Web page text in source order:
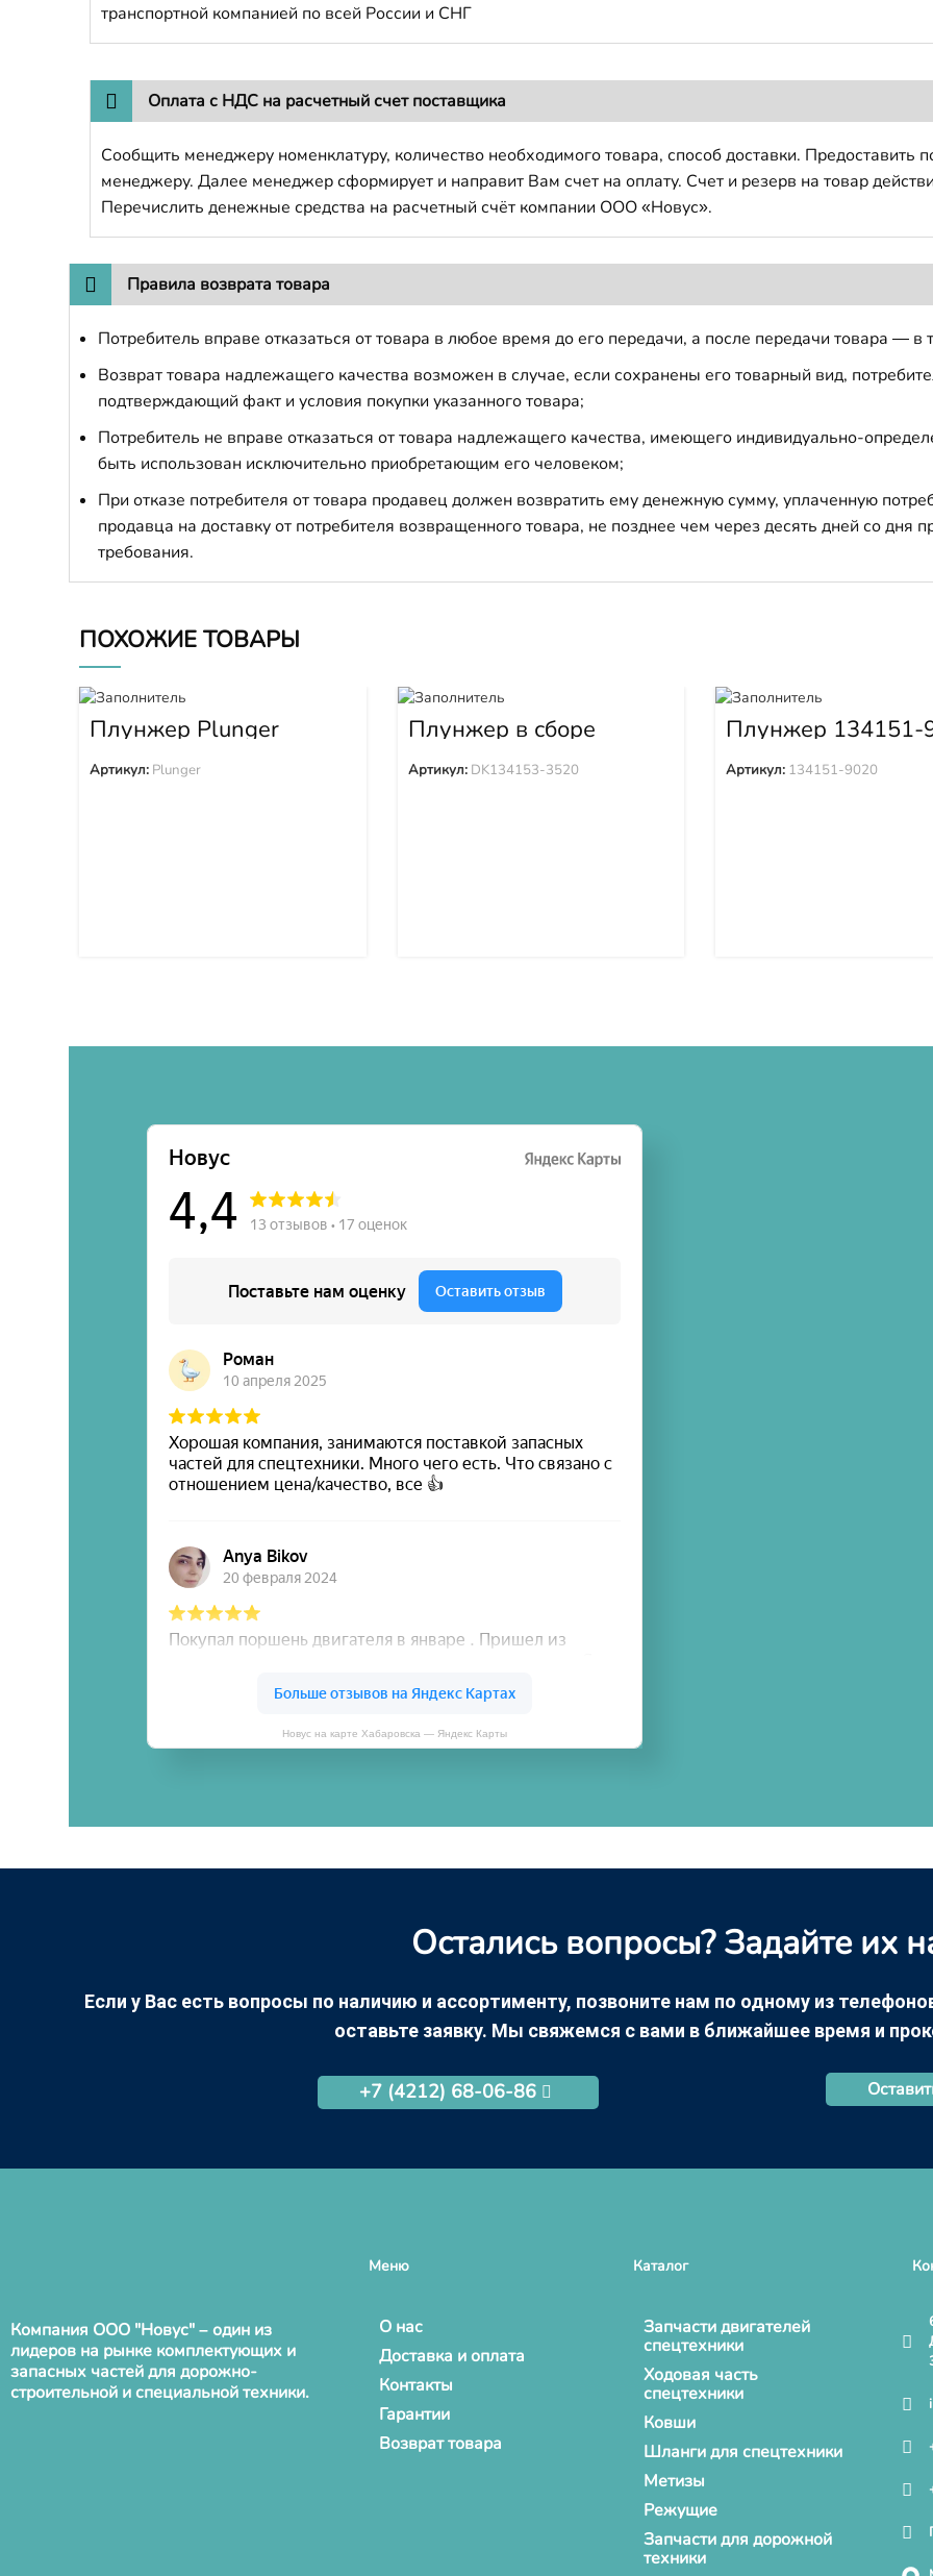
транспортной компанией по всей России и СНГ
Оплата с НДС на расчетный счет поставщика
Сообщить менеджеру номенклатуру, количество необходимого товара, способ доставки.
менеджеру. Далее менеджер сформирует и направит Вам счет на оплату. Счет и резерв на товар
Перечислить денежные средства на расчетный счёт компании ООО «Новус».
Правила возврата товара
Потребитель вправе отказаться от товара в любое время до его передачи, а после передачи товара — в
Возврат товара надлежащего качества возможен в случае, если сохранены его товарный вид,
подтверждающий факт и условия покупки указанного товара;
Потребитель не вправе отказаться от товара надлежащего качества, имеющего индивидуально-
быть использован исключительно приобретающим его человеком;
При отказе потребителя от товара продавец должен возвратить ему денежную сумму, уплаченную
продавца на доставку от потребителя возвращенного товара, не позднее чем через десять дней со дня
требования.
ПОХОЖИЕ ТОВАРЫ
Плунжер Plunger
Артикул: Plunger
Плунжер в сборе
DK134153-3520
Артикул: DK134153-3520
Плунжер 134151-
Артикул: 134151-9020
Новус на карте Хабаровска — Яндекс Карты
Остались вопросы? Задайте их
Если у Вас есть вопросы по наличию и ассортименту, позвоните нам по одному из
оставьте заявку. Мы свяжемся с вами в ближайшее время и
+7 (4212) 68-06-86
Компания ООО "Новус" – один из
лидеров на рынке комплектующих и
запасных частей для дорожно-
строительной и специальной техники.
Меню
О нас
Доставка и оплата
Контакты
Гарантии
Возврат товара
Каталог
Запчасти двигателей
спецтехники
Ходовая часть
спецтехники
Ковши
Шланги для спецтехники
Метизы
Режущие
Запчасти для дорожной
техники